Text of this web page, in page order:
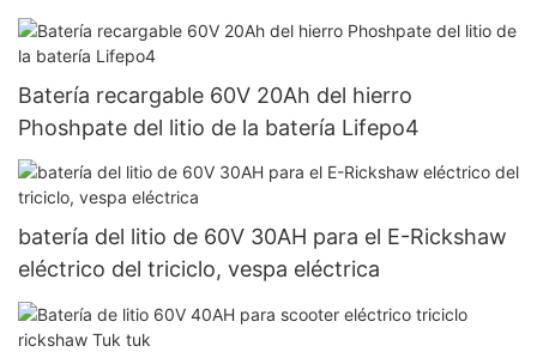
Batería recargable 60V 20Ah del hierro
Phoshpate del litio de la batería Lifepo4
batería del litio de 60V 30AH para el E-Rickshaw
eléctrico del triciclo, vespa eléctrica